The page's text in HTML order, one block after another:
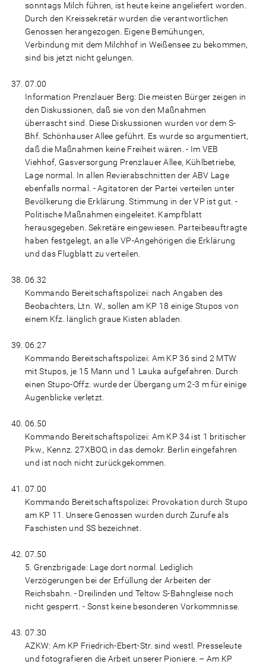
sonntags Milch führen, ist heute keine angeliefert worden.
Durch den Kreissekretär wurden die verantwortlichen
Genossen herangezogen. Eigene Bemühungen,
Verbindung mit dem Milchhof in Weißensee zu bekommen,
sind bis jetzt nicht gelungen.
07.00
Information Prenzlauer Berg: Die meisten Bürger zeigen in
den Diskussionen, daß sie von den Maßnahmen
überrascht sind. Diese Diskussionen wurden vor dem S-
Bhf. Schönhauser Allee geführt. Es wurde so argumentiert,
daß die Maßnahmen keine Freiheit wären. - Im VEB
Viehhof, Gasversorgung Prenzlauer Allee, Kühlbetriebe,
Lage normal. In allen Revierabschnitten der ABV Lage
ebenfalls normal. - Agitatoren der Partei verteilen unter
Bevölkerung die Erklärung. Stimmung in der VP ist gut. -
Politische Maßnahmen eingeleitet. Kampfblatt
herausgegeben. Sekretäre eingewiesen. Parteibeauftragte
haben festgelegt, an alle VP-Angehörigen die Erklärung
und das Flugblatt zu verteilen.
06.32
Kommando Bereitschaftspolizei: nach Angaben des
Beobachters, Ltn. W., sollen am KP 18 einige Stupos von
einem Kfz. länglich graue Kisten abladen.
06.27
Kommando Bereitschaftspolizei: Am KP 36 sind 2 MTW
mit Stupos, je 15 Mann und 1 Lauka aufgefahren. Durch
einen Stupo-Offz. wurde der Übergang um 2-3 m für einige
Augenblicke verletzt.
06.50
Kommando Bereitschaftspolizei: Am KP 34 ist 1 britischer
Pkw., Kennz. 27XBOO, in das demokr. Berlin eingefahren
und ist noch nicht zurückgekommen.
07.00
Kommando Bereitschaftspolizei: Provokation durch Stupo
am KP 11. Unsere Genossen wurden durch Zurufe als
Faschisten und SS bezeichnet.
07.50
5. Grenzbrigade: Lage dort normal. Lediglich
Verzögerungen bei der Erfüllung der Arbeiten der
Reichsbahn. - Dreilinden und Teltow S-Bahngleise noch
nicht gesperrt. - Sonst keine besonderen Vorkommnisse.
07.30
AZKW: Am KP Friedrich-Ebert-Str. sind westl. Presseleute
und fotografieren die Arbeit unserer Pioniere. – Am KP